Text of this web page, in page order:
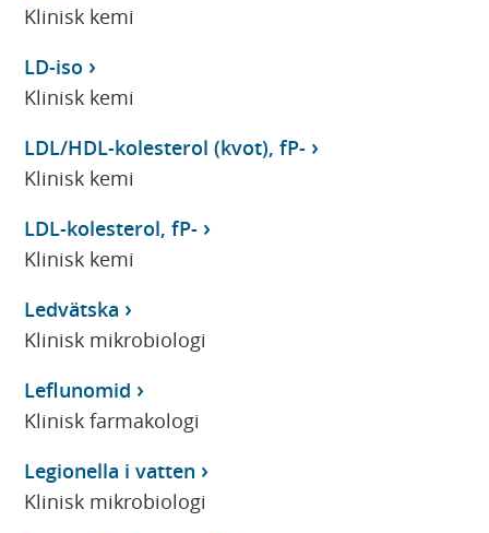
Klinisk kemi
LD-iso
Klinisk kemi
LDL/HDL-kolesterol (kvot), fP-
Klinisk kemi
LDL-kolesterol, fP-
Klinisk kemi
Ledvätska
Klinisk mikrobiologi
Leflunomid
Klinisk farmakologi
Legionella i vatten
Klinisk mikrobiologi